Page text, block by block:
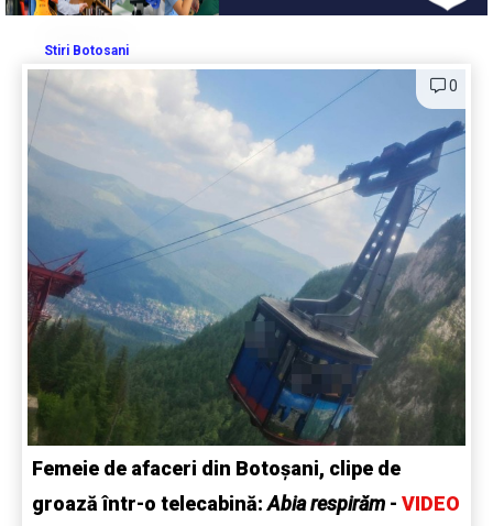
Stiri Botosani
0
Femeie de afaceri din Botoșani, clipe de
groază într-o telecabină:Abia respirăm - VIDEO